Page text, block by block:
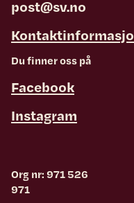
post@sv.no
Du finner oss på
Facebook
Instagram
Org nr: 971 526
971